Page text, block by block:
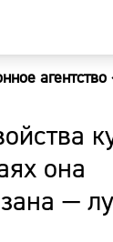
агентство
она
—